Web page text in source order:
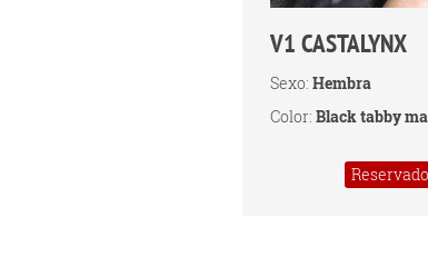
V1 CASTALYNX
Sexo: Hembra
Color: Black tabby
Reservado